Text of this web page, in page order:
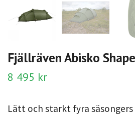
Fjällräven Abisko
8 495 kr
Lätt och starkt fyra